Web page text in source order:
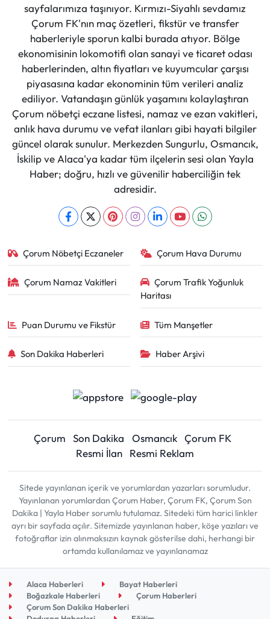
sayfalarımıza taşınıyor. Kırmızı-Siyahlı sevdamız
Çorum FK'nın maç özetleri, fikstür ve transfer
haberleriyle sporun kalbi burada atıyor. Bölge
ekonomisinin lokomotifi olan sanayi ve ticaret odası
haberlerinden, altın fiyatları ve kuyumcular çarşısı
piyasasına kadar ekonominin tüm verileri analiz
ediliyor. Vatandaşın günlük yaşamını kolaylaştıran
Çorum nöbetçi eczane listesi, namaz ve ezan vakitleri,
anlık hava durumu ve vefat ilanları gibi hayati bilgiler
güncel olarak sunulur. Merkezden Sungurlu, Osmancık,
İskilip ve Alaca'ya kadar tüm ilçelerin sesi olan Yayla
Haber; doğru, hızlı ve güvenilir haberciliğin tek
adresidir.
Çorum Nöbetçi Eczaneler Çorum Hava Durumu
Çorum Namaz Vakitleri
Çorum Trafik Yoğunluk
Haritası
Puan Durumu ve Fikstür Tüm Manşetler
Son Dakika Haberleri Haber Arşivi
Çorum Son Dakika Osmancık Çorum FK
Resmi İlan
Resmi Reklam
Sitede yayınlanan içerik ve yorumlardan yazarları sorumludur.
Yayınlanan yorumlardan Çorum Haber, Çorum FK, Çorum Son
Dakika | Yayla Haber sorumlu tutulamaz. Sitedeki tüm harici linkler
ayrı bir sayfada açılır. Sitemizde yayınlanan haber, köşe yazıları ve
fotoğraflar izin alınmaksızın kaynak gösterilse dahi, herhangi bir
ortamda kullanılamaz ve yayınlanamaz
Alaca Haberleri
Bayat Haberleri
Boğazkale Haberleri
Çorum Haberleri
Çorum Son Dakika Haberleri